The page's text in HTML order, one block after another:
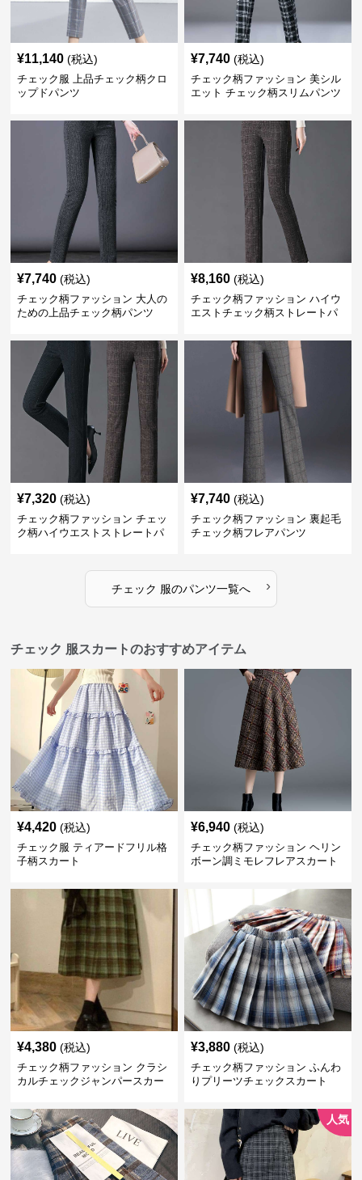
¥11,140 (税込)
チェック服 上品チェック柄クロ
ップドパンツ
¥7,740 (税込)
チェック柄ファッション 美シル
エット チェック柄スリムパンツ
¥7,740 (税込)
チェック柄ファッション 大人の
ための上品チェック柄パンツ
¥8,160 (税込)
チェック柄ファッション ハイウ
エストチェック柄ストレートパ
¥7,320 (税込)
チェック柄ファッション チェッ
ク柄ハイウエストストレートパ
¥7,740 (税込)
チェック柄ファッション 裏起毛
チェック柄フレアパンツ
チェック 服のパンツ一覧へ ›
チェック 服スカートのおすすめアイテム
¥4,420 (税込)
チェック服 ティアードフリル格
子柄スカート
¥6,940 (税込)
チェック柄ファッション ヘリン
ボーン調ミモレフレアスカート
¥4,380 (税込)
チェック柄ファッション クラシ
カルチェックジャンパースカー
¥3,880 (税込)
チェック柄ファッション ふんわ
りプリーツチェックスカート
人気